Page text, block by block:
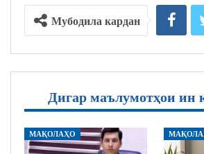
Мубодила кардан
Дигар маълумотҳои ин
МАҚОЛАҲО